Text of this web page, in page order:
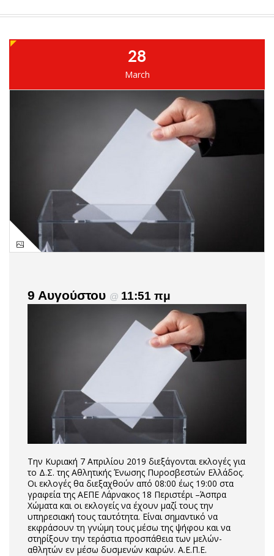
28
March
9 Αυγούστου @ 11:51 πμ
Την Κυριακή 7 Απριλίου 2019 διεξάγονται εκλογές για
το Δ.Σ. της Αθλητικής Ένωσης Πυροσβεστών Ελλάδος.
Οι εκλογές θα διεξαχθούν από 08:00 έως 19:00 στα
γραφεία της ΑΕΠΕ Λάρνακος 18 Περιστέρι –Άσπρα
Χώματα και οι εκλογείς να έχουν μαζί τους την
υπηρεσιακή τους ταυτότητα. Είναι σημαντικό να
εκφράσουν τη γνώμη τους μέσω της ψήφου και να
στηρίξουν την τεράστια προσπάθεια των μελών-
αθλητών εν μέσω δυσμενών καιρών. Α.Ε.Π.Ε.